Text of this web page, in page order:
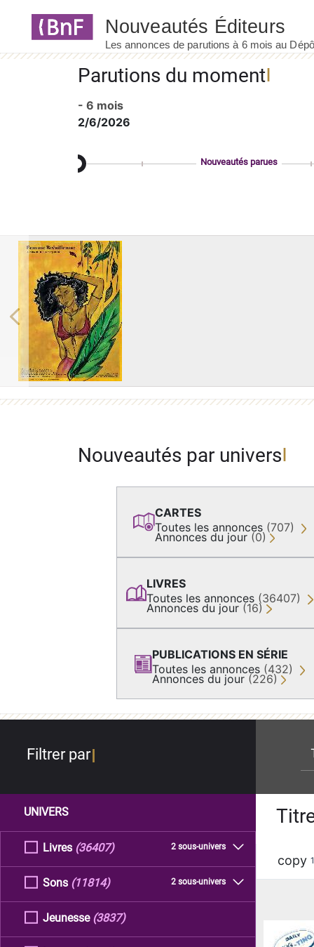
Parutions du moment
- 6 mois
2/6/2026
Nouveautés parues
Previous
Nouveautés par univers
CARTES
Toutes les annonces (707)
Annonces du jour (0)
LIVRES
Toutes les annonces (36407)
Annonces du jour (16)
PUBLICATIONS EN SÉRIE
Toutes les annonces (432)
Annonces du jour (226)
Filtrer par
UNIVERS
Livres 2 sous-univers
(36407)
Sons 2 sous-univers
(11814)
Jeunesse (3837)
copy